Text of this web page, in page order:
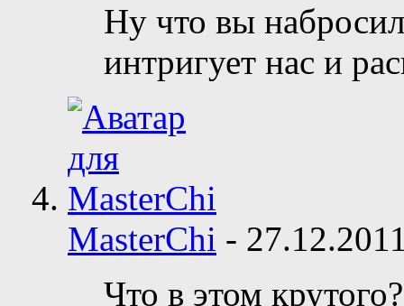
Ну что вы
интригует нас и
MasterChi -
Что в этом